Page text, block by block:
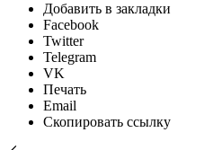
Добавить в закладки
Facebook
Twitter
Telegram
VK
Печать
Email
Скопировать ссылку